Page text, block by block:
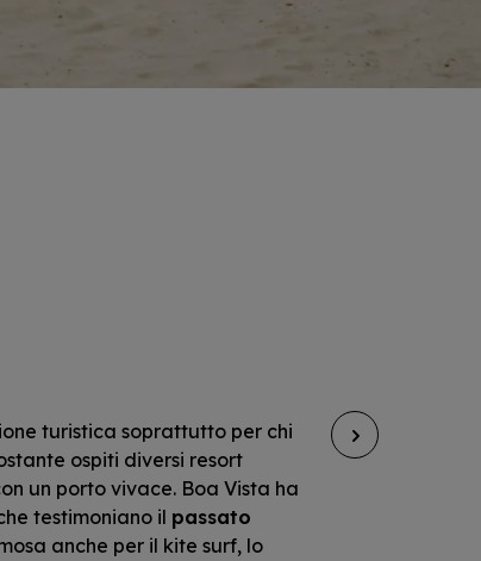
turistica soprattutto per chi
ospiti diversi resort
un porto vivace. Boa Vista ha
testimoniano il passato
anche per il kite surf, lo